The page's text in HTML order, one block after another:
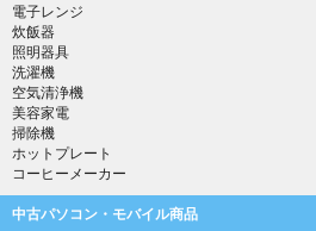
電子レンジ
炊飯器
照明器具
洗濯機
空気清浄機
美容家電
掃除機
ホットプレート
コーヒーメーカー
中古パソコン・モバイル商品